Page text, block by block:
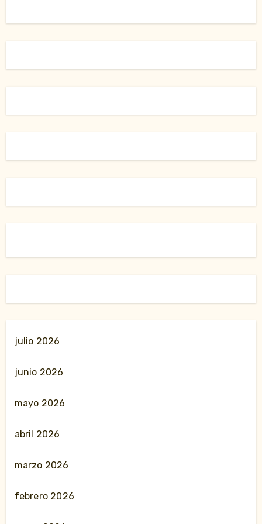
julio 2026
junio 2026
mayo 2026
abril 2026
marzo 2026
febrero 2026